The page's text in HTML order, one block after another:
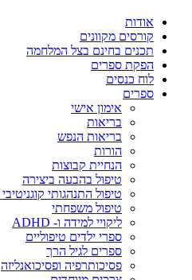
אודות
קורסים מקוונים
תכנים בחינם בצל המלחמה
הפקת ספרים
לוח כנסים
ספרים
אימון אישי
בריאות
בריאות הנפש
הורות
הנחיית קבוצות
טיפול בהבעה ביצירה
טיפול התנהגותי קוגניטיבי CBT
טיפול משפחתי
ליקויי למידה ו- ADHD
ספרי ילדים טיפוליים
ספרים לגיל הרך
פסיכותרפיה ופסיכואנליזה